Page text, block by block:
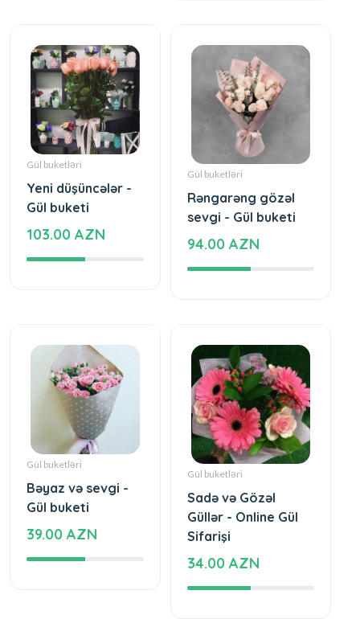
Gül buketləri
Yeni düşüncələr -
Gül buketi
103.00 AZN
Gül buketləri
Rəngarəng gözəl
sevgi - Gül buketi
94.00 AZN
Gül buketləri
Bəyaz və sevgi -
Gül buketi
39.00 AZN
Gül buketləri
Sadə və Gözəl
Güllər - Online Gül
Sifarişi
34.00 AZN